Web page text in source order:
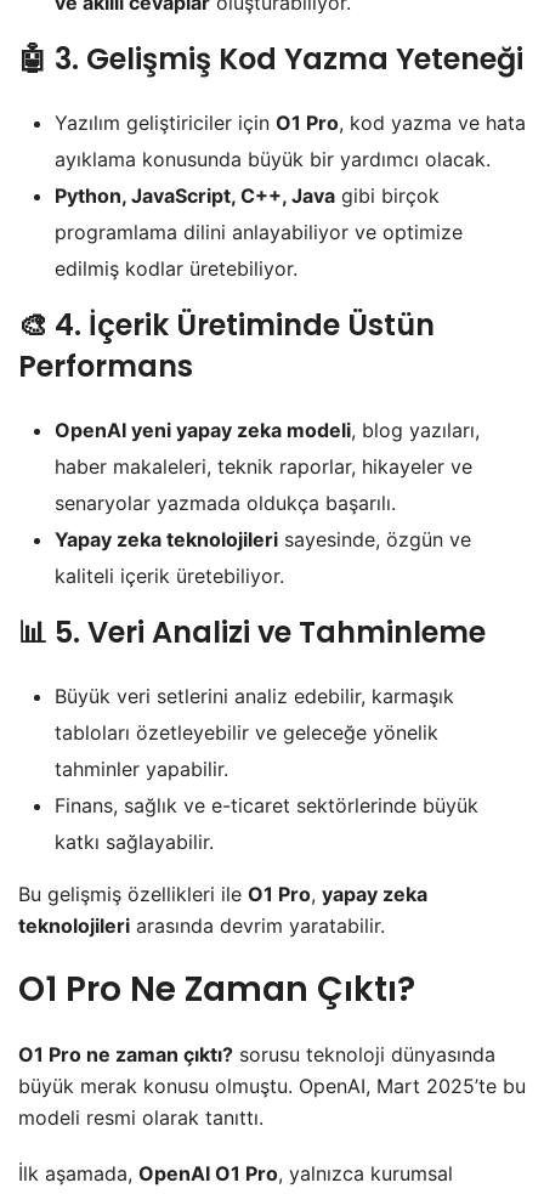
🤖 3. Gelişmiş Kod Yazma Yeteneği
Yazılım geliştiriciler için O1 Pro, kod yazma ve hata
ayıklama konusunda büyük bir yardımcı olacak.
Python, JavaScript, C++, Java gibi birçok
programlama dilini anlayabiliyor ve optimize
edilmiş kodlar üretebiliyor.
🎨 4. İçerik Üretiminde Üstün
Performans
OpenAI yeni yapay zeka modeli, blog yazıları,
haber makaleleri, teknik raporlar, hikayeler ve
senaryolar yazmada oldukça başarılı.
Yapay zeka teknolojileri sayesinde, özgün ve
kaliteli içerik üretebiliyor.
📊 5. Veri Analizi ve Tahminleme
Büyük veri setlerini analiz edebilir, karmaşık
tabloları özetleyebilir ve geleceğe yönelik
tahminler yapabilir.
Finans, sağlık ve e-ticaret sektörlerinde büyük
katkı sağlayabilir.
Bu gelişmiş özellikleri ile O1 Pro, yapay zeka
teknolojileri arasında devrim yaratabilir.
O1 Pro Ne Zaman Çıktı?
O1 Pro ne zaman çıktı? sorusu teknoloji dünyasında
büyük merak konusu olmuştu. OpenAI, Mart 2025’te bu
modeli resmi olarak tanıttı.
İlk aşamada, OpenAI O1 Pro, yalnızca kurumsal